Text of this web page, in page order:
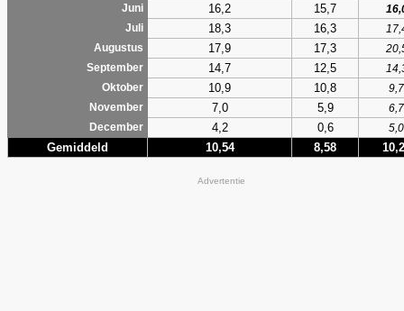
Juni 16,2 15,7
Juli
18,3 16,3
Augustus
17,9 17,3
September
14,7 12,5
Oktober
10,9 10,8
9,7
November
7,0 5,9
6,7
December
4,2 0,6 5,0
Gemiddeld 10,54 8,58
Advertentie